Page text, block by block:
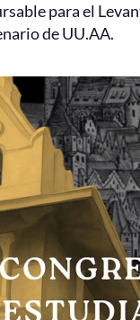
para el
de UU.AA.